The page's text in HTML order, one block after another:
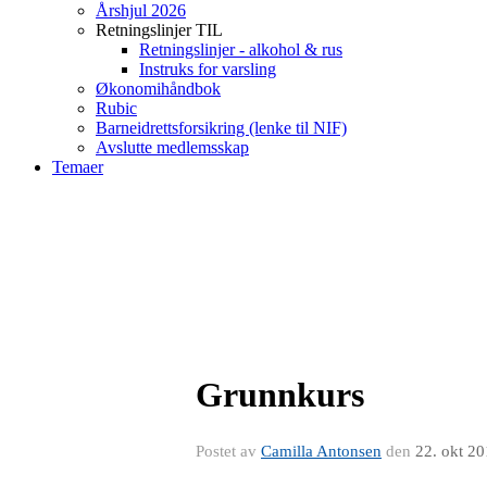
Årshjul 2026
Retningslinjer TIL
Retningslinjer - alkohol & rus
Instruks for varsling
Økonomihåndbok
Rubic
Barneidrettsforsikring (lenke til NIF)
Avslutte medlemsskap
Temaer
Grunnkurs
Postet av Camilla Antonsen den 22. okt